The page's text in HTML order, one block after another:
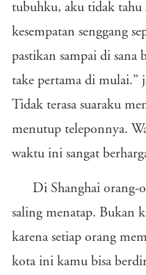
tubuhku, aku tidak tahu
kesempatan senggang
pastikan sampai di sana
take pertama di mulai.”
Tidak terasa suaraku
menutup teleponnya.
waktu ini sangat
Di Shanghai orang-
saling menatap. Bukan
karena setiap orang
kota ini kamu bisa